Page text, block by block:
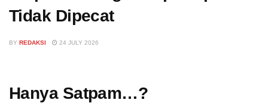
Tidak Dipecat
BY REDAKSI 24 JULY 2026
Hanya Satpam…?